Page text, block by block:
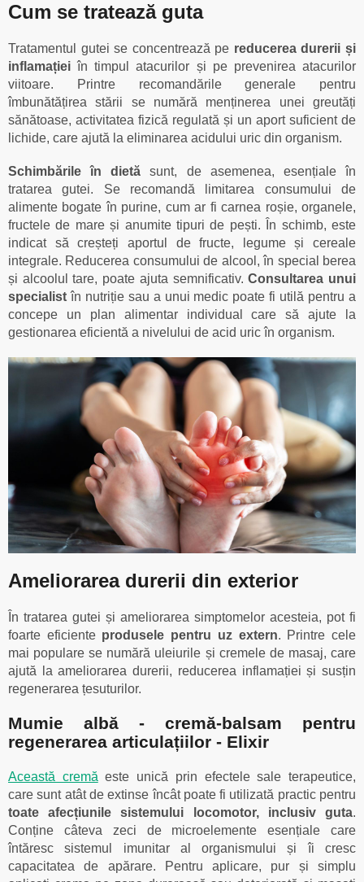
Cum se tratează guta
Tratamentul gutei se concentrează pe reducerea durerii și
inflamației în timpul atacurilor și pe prevenirea atacurilor
viitoare. Printre recomandările generale pentru
îmbunătățirea stării se numără menținerea unei greutăți
sănătoase, activitatea fizică regulată și un aport suficient de
lichide, care ajută la eliminarea acidului uric din organism.
Schimbările în dietă sunt, de asemenea, esențiale în
tratarea gutei. Se recomandă limitarea consumului de
alimente bogate în purine, cum ar fi carnea roșie, organele,
fructele de mare și anumite tipuri de pești. În schimb, este
indicat să creșteți aportul de fructe, legume și cereale
integrale. Reducerea consumului de alcool, în special berea
și alcoolul tare, poate ajuta semnificativ.Consultarea unui
specialist în nutriție sau a unui medic poate fi utilă pentru a
concepe un plan alimentar individual care să ajute la
gestionarea eficientă a nivelului de acid uric în organism.
Ameliorarea durerii din exterior
În tratarea gutei și ameliorarea simptomelor acesteia, pot fi
foarte eficiente produsele pentru uz extern. Printre cele
mai populare se numără uleiurile și cremele de masaj, care
ajută la ameliorarea durerii, reducerea inflamației și susțin
regenerarea țesuturilor.
Mumie albă - cremă-balsam pentru
regenerarea articulațiilor - Elixir
Această cremă este unică prin efectele sale terapeutice,
care sunt atât de extinse încât poate fi utilizată practic pentru
toate afecțiunile sistemului locomotor, inclusiv guta.
Conține câteva zeci de microelemente esențiale care
întăresc sistemul imunitar al organismului și îi cresc
capacitatea de apărare. Pentru aplicare, pur și simplu